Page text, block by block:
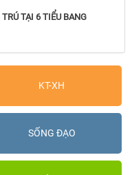
TẠI 6 TIỂU BANG
KT-XH
SỐNG ĐẠO